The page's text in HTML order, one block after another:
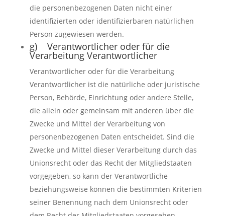
die personenbezogenen Daten nicht einer
identifizierten oder identifizierbaren natürlichen
Person zugewiesen werden.
g) Verantwortlicher oder für die
Verarbeitung Verantwortlicher
Verantwortlicher oder für die Verarbeitung
Verantwortlicher ist die natürliche oder juristische
Person, Behörde, Einrichtung oder andere Stelle,
die allein oder gemeinsam mit anderen über die
Zwecke und Mittel der Verarbeitung von
personenbezogenen Daten entscheidet. Sind die
Zwecke und Mittel dieser Verarbeitung durch das
Unionsrecht oder das Recht der Mitgliedstaaten
vorgegeben, so kann der Verantwortliche
beziehungsweise können die bestimmten Kriterien
seiner Benennung nach dem Unionsrecht oder